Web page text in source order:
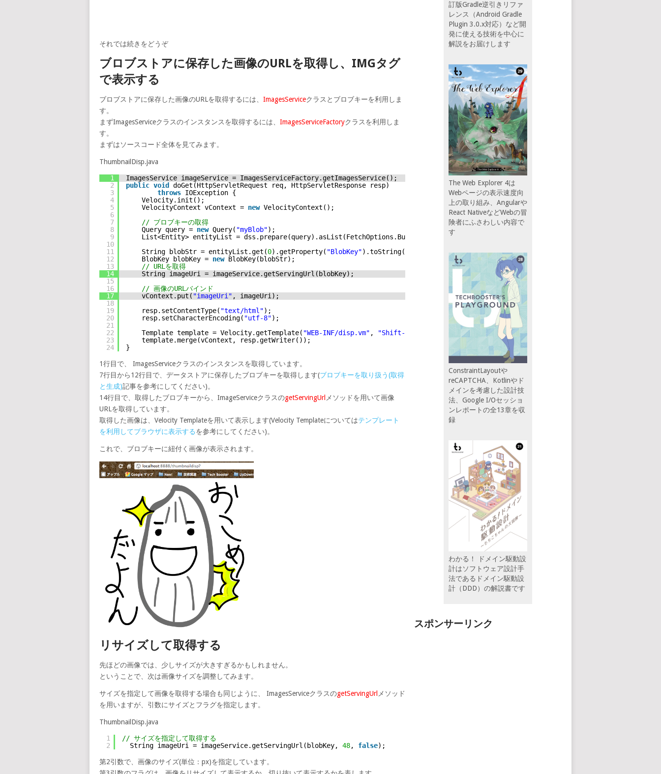
それでは続きをどうぞ
ブロブストアに保存した画像のURLを取得し、IMGタグ
で表示する
ブロブストアに保存した画像のURLを取得するには、 ImagesServiceクラスとブロブキーを利用しま
す。
まずImagesServiceクラスのインスタンスを取得するには、 ImagesServiceFactoryクラスを利用しま
す。
まずはソースコード全体を見てみます。
ThumbnailDisp.java
1
2
3
4
5
6
7
8
9
10
11
12
13
14
15
16
17
18
19
20
21
22
23
24
ImagesService imageService = ImagesServiceFactory.getImagesService();
public void
doGet(HttpServletRequest req, HttpServletResponse resp)
throws IOException {
Velocity.init();
VelocityContext vContext = new VelocityContext();
// ブロブキーの取得
Query query = new Query( "myBlob");
List<Entity> entityList = dss.prepare(query).asList(FetchOptions.Builder.withOffset(
String blobStr = entityList.get(0).getProperty( "BlobKey").toString();
BlobKey blobKey = new BlobKey(blobStr);
// URLを取得
String imageUri = imageService.getServingUrl(blobKey);
// 画像のURLバインド
vContext.put( "imageUri" , imageUri);
resp.setContentType( "text/html");
resp.setCharacterEncoding( "utf-8");
Template template = Velocity.getTemplate( "WEB-INF/disp.vm" , "Shift-JIS"
template.merge(vContext, resp.getWriter());
}
1行目で、 ImagesServiceクラスのインスタンスを取得しています。
7行目から12行目で、データストアに保存したブロブキーを取得します(ブロブキーを取り扱う(取得
と生成)記事を参考にしてください)。
14行目で、取得したブロブキーから、ImageServiceクラスのgetServingUrl メソッドを用いて画像
URLを取得しています。
取得した画像は、Velocity Templateを用いて表示します(Velocity Templateについてはテンプレート
を利用してブラウザに表示するを参考にしてください)。
これで、ブロブキーに紐付く画像が表示されます。
リサイズして取得する
先ほどの画像では、少しサイズが大きすぎるかもしれません。
ということで、次は画像サイズを調整してみます。
サイズを指定して画像を取得する場合も同じように、 ImagesServiceクラスのgetServingUrl メソッド
を用いますが、引数にサイズとフラグを指定します。
ThumbnailDisp.java
1
2
// サイズを指定して取得する
String imageUri = imageService.getServingUrl(blobKey, 48, false);
第2引数で、画像のサイズ(単位：px)を指定しています。
訂版Gradle逆引きリファ
レンス（Android Gradle
Plugin 3.0.x対応）など開
発に使える技術を中心に
解説をお届けします
The Web Explorer 4は
Webページの表示速度向
上の取り組み、Angularや
React NativeなどWebの冒
険者にふさわしい内容で
す
ConstraintLayoutや
reCAPTCHA、Kotlinやド
メインを考慮した設計技
法、Google I/Oセッショ
ンレポートの全13章を収
録
わかる！ ドメイン駆動設
計はソフトウェア設計手
法であるドメイン駆動設
計（DDD）の解説書です
スポンサーリンク